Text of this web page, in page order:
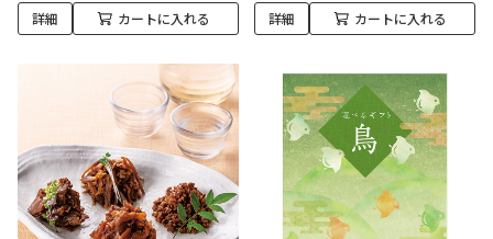
詳細 カートに入れる 詳細 カートに入れる